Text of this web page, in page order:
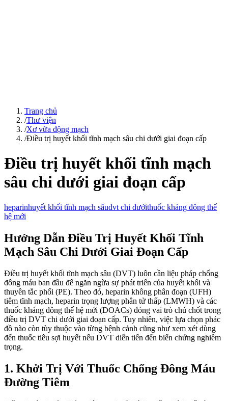
Trang chủ
/Thư viện
/Xơ vữa động mạch
/Điều trị huyết khối tĩnh mạch sâu chi dưới giai đoạn cấp
Điều trị huyết khối tĩnh mạch
sâu chi dưới giai đoạn cấp
heparinhuyết khối tĩnh mạch sâudvt chi dướithuốc kháng đông thế
hệ mới
Hướng Dẫn Điều Trị Huyết Khối Tĩnh
Mạch Sâu Chi Dưới Giai Đoạn Cấp
Điều trị huyết khối tĩnh mạch sâu (DVT) luôn cần liệu pháp chống
đông máu ban đầu để ngăn ngừa sự phát triển của huyết khối và
thuyên tắc phổi (PE). Theo đó, heparin không phân đoạn (UFH)
tiêm tĩnh mạch, heparin trọng lượng phân tử thấp (LMWH) và các
thuốc kháng đông thế hệ mới (DOACs) đóng vai trò chủ chốt trong
điều trị DVT chi dưới giai đoạn cấp. Tuy nhiên, việc lựa chọn phác
đồ nào còn tùy thuộc vào từng bệnh cảnh cũng như xem xét dùng
đến thuốc tiêu sợi huyết nếu DVT diễn tiến đến biến chứng nghiêm
trọng.
1. Khởi Trị Với Thuốc Chống Đông Máu
Đường Tiêm